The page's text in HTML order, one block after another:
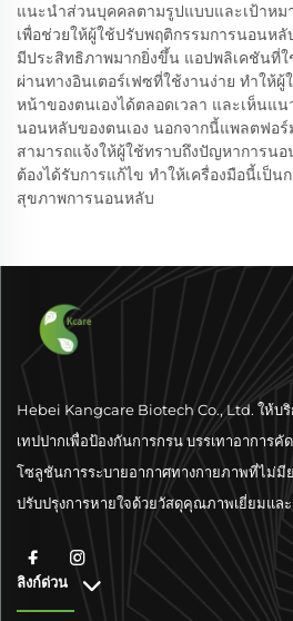
แนะนำส่วนบุคคลตามรูปแบบและเป้าห
เพื่อช่วยให้ผู้ใช้ปรับพฤติกรรมการนอนห
มีประสิทธิภาพมากยิ่งขึ้น แอปพลิเคชันที่
ผ่านทางอินเตอร์เฟซที่ใช้งานง่าย ทำให้
หน้าของตนเองได้ตลอดเวลา และเห็นแ
นอนหลับของตนเอง นอกจากนี้แพลตฟอร์
สามารถแจ้งให้ผู้ใช้ทราบถึงปัญหาการน
ต้องได้รับการแก้ไข ทำให้เครื่องมือนี้เป็น
สุขภาพการนอนหลับ
Hebei Kangcare Biotech Co., Ltd. ให้บ
เทปปากเพื่อป้องกันการกรน บรรเทาอาการ
โซลูชันการระบายอากาศทางกายภาพที่ไม่มี
ปรับปรุงการหายใจด้วยวัสดุคุณภาพเยี่ยมแ
ลิงก์ด่วน